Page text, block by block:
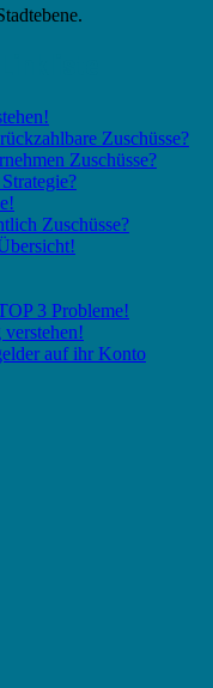
Zuschüsse?
Zuschüsse?
Zuschüsse?
3 Probleme!
auf ihr Konto